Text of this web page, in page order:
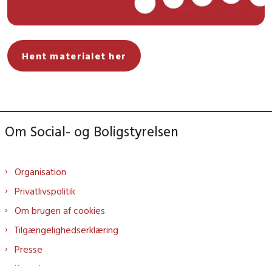
Hent materialet her
Om Social- og Boligstyrelsen
Organisation
Privatlivspolitik
Om brugen af cookies
Tilgængelighedserklæring
Presse